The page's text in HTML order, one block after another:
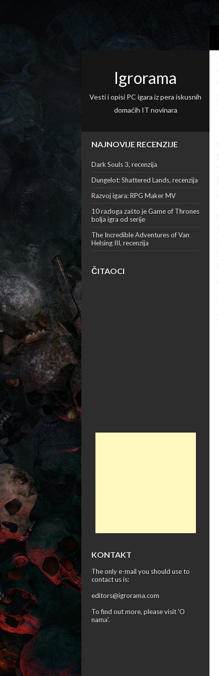
Igrorama
Vesti i opisi PC igara iz pera iskusnih
domaćih IT novinara
NAJNOVIJE RECENZIJE
Dark Souls 3, recenzija
Dungelot: Shattered Lands, recenzija
Razvoj igara: RPG Maker MV
10 razloga zašto je Game of Thrones
bolja igra od serije
The Incredible Adventures of Van
Helsing III, recenzija
ČITAOCI
KONTAKT
The only e-mail you should use to
contact us is:
editors@igrorama.com
To find out more, please visit 'O
nama'.